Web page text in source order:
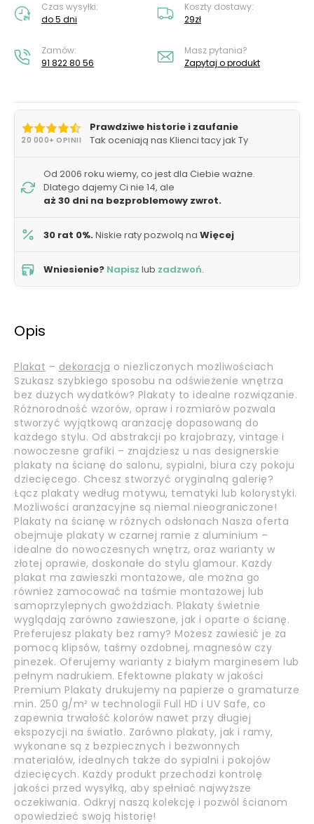
Czas wysyłki:
do 5 dni
Koszty dostawy:
29zł
Zamów:
91 822 80 56
Masz pytania?
Zapytaj o produkt
20 000+ OPINII
Prawdziwe historie i zaufanie
Tak oceniają nas Klienci tacy jak Ty
Od 2006 roku wiemy, co jest dla Ciebie ważne.
Dlatego dajemy Ci nie 14, ale
aż 30 dni na bezproblemowy zwrot.
30 rat 0%.Niskie raty pozwolą na Więcej
Wniesienie? Napisz lub zadzwoń.
Opis
Plakat – dekoracja o niezliczonych możliwościach
Szukasz szybkiego sposobu na odświeżenie wnętrza
bez dużych wydatków? Plakaty to idealne rozwiązanie.
Różnorodność wzorów, opraw i rozmiarów pozwala
stworzyć wyjątkową aranżację dopasowaną do
każdego stylu. Od abstrakcji po krajobrazy, vintage i
nowoczesne grafiki – znajdziesz u nas designerskie
plakaty na ścianę do salonu, sypialni, biura czy pokoju
dziecięcego. Chcesz stworzyć oryginalną galerię?
Łącz plakaty według motywu, tematyki lub kolorystyki.
Możliwości aranżacyjne są niemal nieograniczone!
Plakaty na ścianę w różnych odsłonach Nasza oferta
obejmuje plakaty w czarnej ramie z aluminium –
idealne do nowoczesnych wnętrz, oraz warianty w
złotej oprawie, doskonałe do stylu glamour. Każdy
plakat ma zawieszki montażowe, ale można go
również zamocować na taśmie montażowej lub
samoprzylepnych gwoździach. Plakaty świetnie
wyglądają zarówno zawieszone, jak i oparte o ścianę.
Preferujesz plakaty bez ramy? Możesz zawiesić je za
pomocą klipsów, taśmy ozdobnej, magnesów czy
pinezek. Oferujemy warianty z białym marginesem lub
pełnym nadrukiem. Efektowne plakaty w jakości
Premium Plakaty drukujemy na papierze o gramaturze
min. 250 g/m² w technologii Full HD i UV Safe, co
zapewnia trwałość kolorów nawet przy długiej
ekspozycji na światło. Zarówno plakaty, jak i ramy,
wykonane są z bezpiecznych i bezwonnych
materiałów, idealnych także do sypialni i pokojów
dziecięcych. Każdy produkt przechodzi kontrolę
jakości przed wysyłką, aby spełniać najwyższe
oczekiwania. Odkryj naszą kolekcję i pozwól ścianom
opowiedzieć swoją historię!